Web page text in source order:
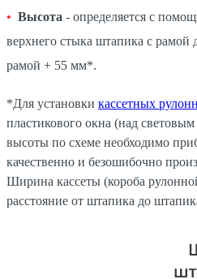
Высота - определяется с
верхнего стыка штапика с
рамой + 55 мм*.
*Для установки кассетных
пластикового окна (над
высоты по схеме необходимо
качественно и безошибочно
Ширина кассеты (короба
расстояние от штапика до